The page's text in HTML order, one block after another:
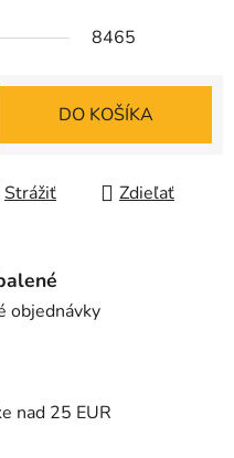
8465
DO KOŠÍKA
Strážiť Zdieľať
objednávky
nad 25 EUR